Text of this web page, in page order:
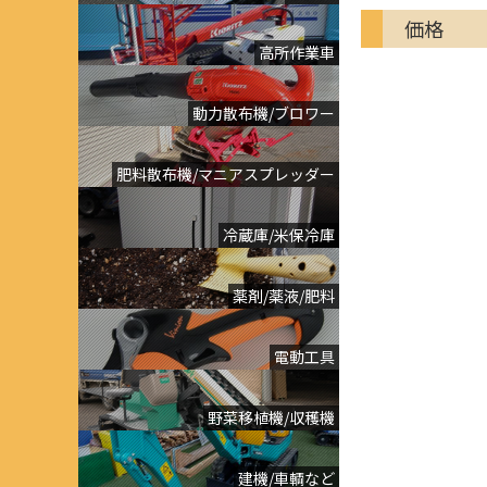
高所作業車
動力散布機/ブロワー
肥料散布機/マニアスプレッダー
冷蔵庫/米保冷庫
薬剤/薬液/肥料
電動工具
野菜移植機/収穫機
建機/車輌など
価格